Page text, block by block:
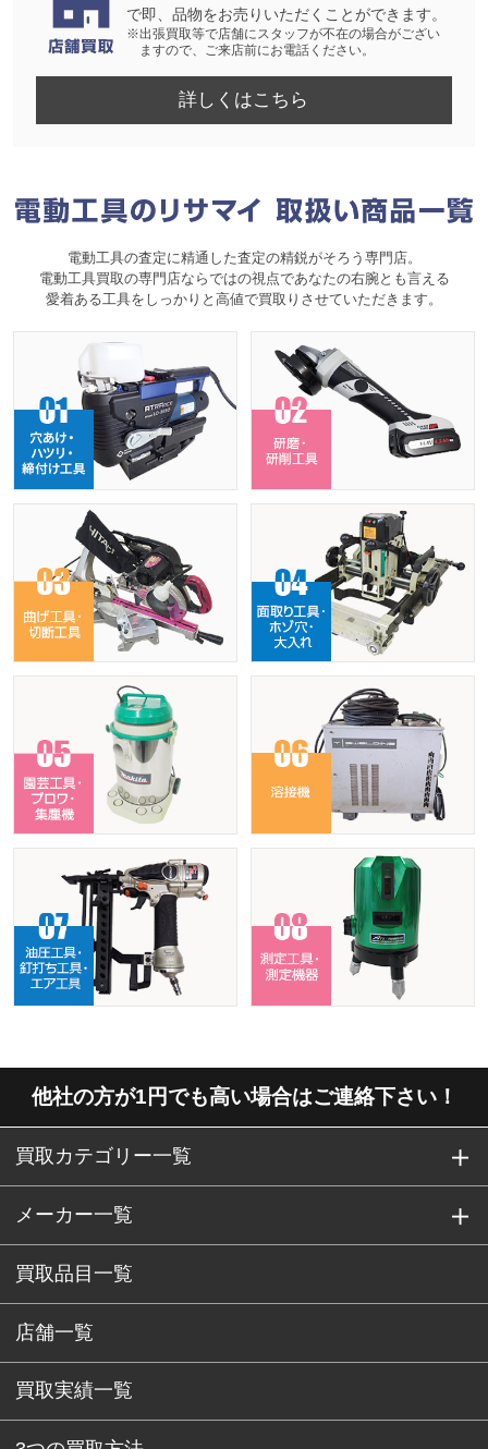
で即、品物をお売りいただくことができます。
※出張買取等で店舗にスタッフが不在の場合がござい
ますので、ご来店前にお電話ください。
詳しくはこちら
電動工具の査定に精通した査定の精鋭がそろう専門店。
電動工具買取の専門店ならではの視点であなたの右腕とも言える
愛着ある工具をしっかりと高値で買取りさせていただきます。
他社の方が1円でも高い場合はご連絡下さい！
買取カテゴリー一覧
メーカー一覧
買取品目一覧
店舗一覧
買取実績一覧